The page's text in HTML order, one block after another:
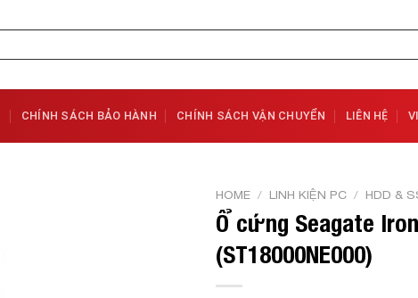
CHÍNH SÁCH BẢO HÀNH CHÍNH SÁCH VẬN CHUYỂN LIÊN HỆ
HOME / LINH KIỆN PC / HDD &
Ổ cứng Seagate
(ST18000NE000)